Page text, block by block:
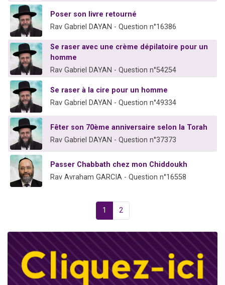
Poser son livre retourné
Rav Gabriel DAYAN - Question n°16386
Se raser avec une crème dépilatoire pour un
homme
Rav Gabriel DAYAN - Question n°54254
Se raser à la cire pour un homme
Rav Gabriel DAYAN - Question n°49334
Fêter son 70ème anniversaire selon la Torah
Rav Gabriel DAYAN - Question n°37373
Passer Chabbath chez mon Chiddoukh
Rav Avraham GARCIA - Question n°16558
1 2